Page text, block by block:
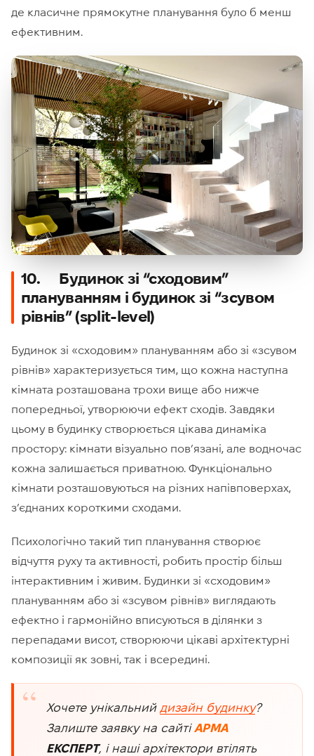
де класичне прямокутне планування було б менш
ефективним.
10. Будинок зі “сходовим”
плануванням і будинок зі “зсувом
рівнів” (split-level)
Будинок зі «сходовим» плануванням або зі «зсувом
рівнів» характеризується тим, що кожна наступна
кімната розташована трохи вище або нижче
попередньої, утворюючи ефект сходів. Завдяки
цьому в будинку створюється цікава динаміка
простору: кімнати візуально пов’язані, але водночас
кожна залишається приватною. Функціонально
кімнати розташовуються на різних напівповерхах,
з’єднаних короткими сходами.
Психологічно такий тип планування створює
відчуття руху та активності, робить простір більш
інтерактивним і живим. Будинки зі «сходовим»
плануванням або зі «зсувом рівнів» виглядають
ефектно і гармонійно вписуються в ділянки з
перепадами висот, створюючи цікаві архітектурні
композиції як зовні, так і всередині.
Хочете унікальний дизайн будинку?
Залиште заявку на сайтіАРМА
ЕКСПЕРТ, і наші архітектори втілять